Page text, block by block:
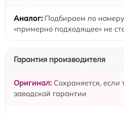
Подбираем по
«примерно подходящее» не
Гарантия производителя
Сохраняется,
заводской гарантии